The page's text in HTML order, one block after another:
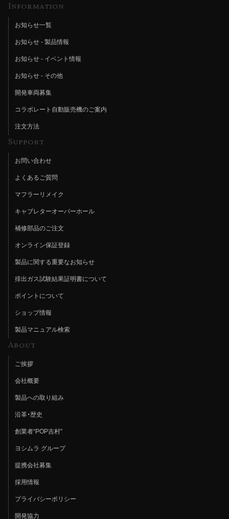
Information
お知らせ一覧
お知らせ - 製品情報
お知らせ - イベント情報
お知らせ - その他
開発車両募集
コラボレート自動販売機のご案内
注文方法
Support
お問い合わせ
よくあるご質問
マフラーリメイク
キャブレターオーバーホール
補修部品のご注文
オンライン保証登録
製品に関する重要なお知らせ
排出ガス試験結果証明書について
ポイントについて
ショップ情報
製品マニュアル検索
About
ご挨拶
会社概要
製品への取り組み
沿革・歴史
創業者“POP吉村”
ヨシムラ グループ
提携会社募集
採用情報
プライバシーポリシー
開発協力